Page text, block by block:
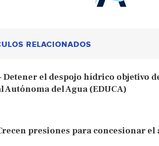
RELACIONADOS
Detener el despojo hídrico objetivo
Autónoma del Agua (EDUCA)
presiones para concesionar el